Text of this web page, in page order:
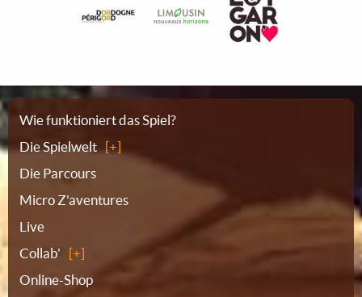
Sitemap
Wie funktioniert das Spiel?
Die Spielwelt
Die Parcours
Micro Z'aventures
Live
Collab'
Online-Shop